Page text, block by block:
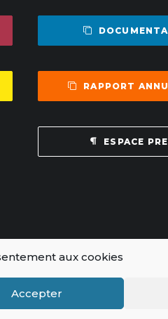
aux cookies
Accepter
RAPPORT
ESPACE